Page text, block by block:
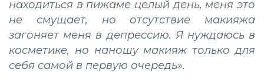
находиться в пижаме целый день, меня это
не смущает, но отсутствие макияжа
загоняет меня в депрессию. Я нуждаюсь в
косметике, но наношу макияж только для
себя самой в первую очередь».